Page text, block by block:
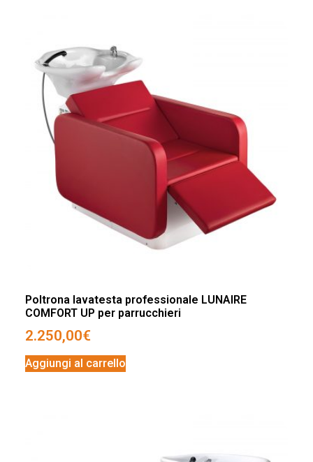
Poltrona lavatesta professionale LUNAIRE
COMFORT UP per parrucchieri
2.250,00€
Aggiungi al carrello